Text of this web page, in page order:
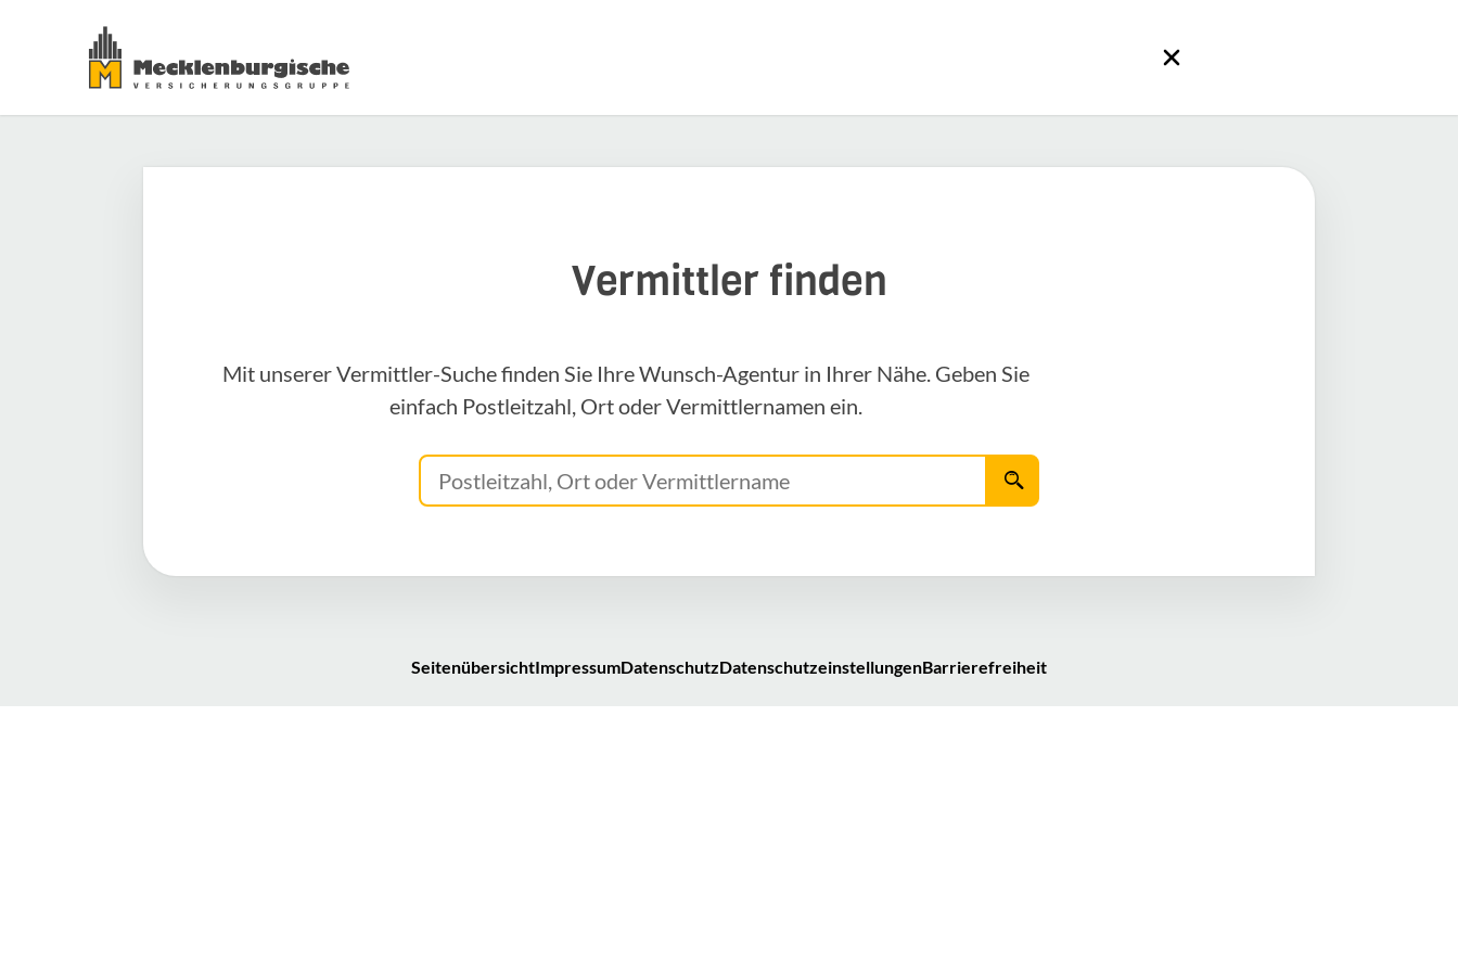
Vermittler finden
Mit unserer Vermittler-Suche finden Sie Ihre Wunsch-Agentur in Ihrer Nähe. Geben Sie
einfach Postleitzahl, Ort oder Vermittlernamen ein.
SeitenübersichtImpressumDatenschutzDatenschutzeinstellungenBarrierefreiheit